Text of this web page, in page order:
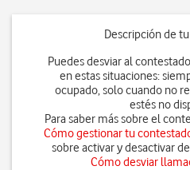
Descripción de
Puedes desviar al
en estas situaciones:
ocupado, solo cuando no
estés no
Para saber más sobre el
Cómo gestionar tu
sobre activar y desactivar
Cómo desviar